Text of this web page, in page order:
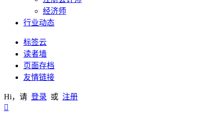
经济师
行业动态
标签云
读者墙
页面存档
友情链接
Hi，请 登录 或 注册
